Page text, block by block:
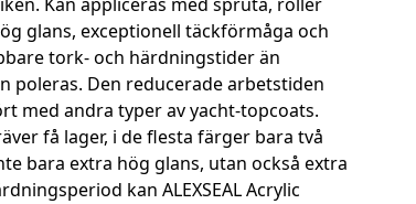
glans, exceptionell täckförmåga och
tork- och härdningstider än
poleras. Den reducerade arbetstiden
med andra typer av yacht-topcoats.
få lager, i de flesta färger bara två
bara extra hög glans, utan också extra
kan ALEXSEAL Acrylic